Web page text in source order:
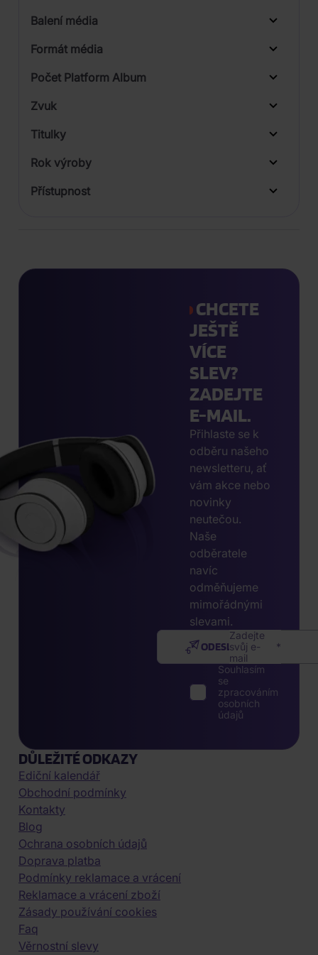
Balení média
Formát média
Počet Platform Album
Zvuk
Titulky
Rok výroby
Přístupnost
CHCETE
JEŠTĚ
VÍCE
SLEV?
ZADEJTE
E-MAIL.
Přihlaste se k
odběru našeho
newsletteru, ať
vám akce nebo
novinky
neutečou.
Naše
odběratele
navíc
odměňujeme
mimořádnými
slevami.
Zadejte
svůj e-
mail
ODESLAT
Souhlasím
se
zpracováním
osobních
údajů
DŮLEŽITÉ ODKAZY
Ediční kalendář
Obchodní podmínky
Kontakty
Blog
Ochrana osobních údajů
Doprava platba
Podmínky reklamace a vrácení
Reklamace a vrácení zboží
Zásady používání cookies
Faq
Věrnostní slevy